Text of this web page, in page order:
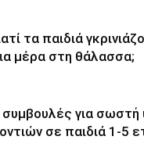
τα παιδιά
μέρα στη θάλασσα;
συμβουλές για σωστή
σε παιδιά 1-5